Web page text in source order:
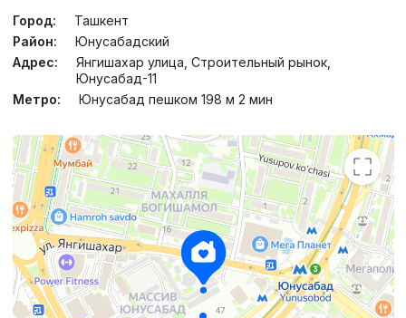
Город:
Ташкент
Район:
Юнусабадский
Адрес:
Янгишахар улица, Строительный рынок,
Юнусабад-11
Метро:
Юнусабад пешком 198 м 2 мин